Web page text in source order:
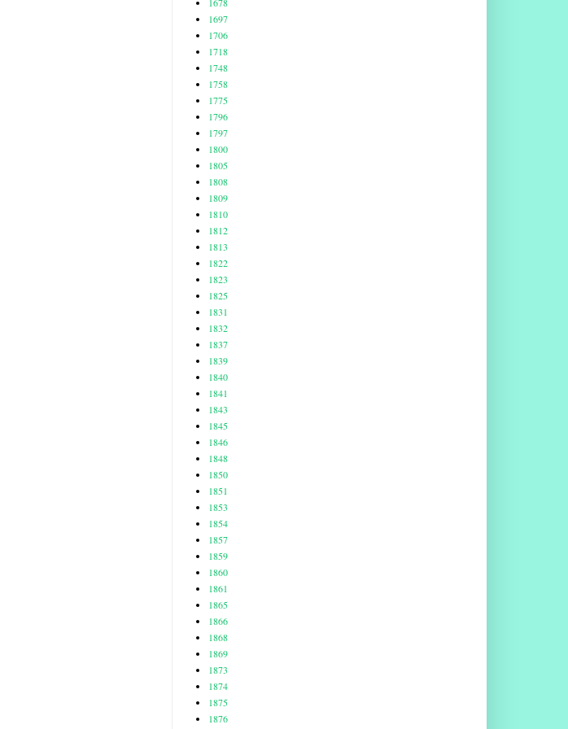
1697
1706
1718
1748
1758
1775
1796
1797
1800
1805
1808
1809
1810
1812
1813
1822
1823
1825
1831
1832
1837
1839
1840
1841
1843
1845
1846
1848
1850
1851
1853
1854
1857
1859
1860
1861
1865
1866
1868
1869
1873
1874
1875
1876